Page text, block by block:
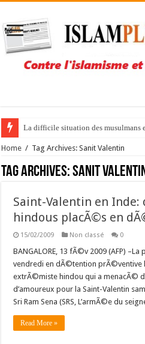
La difficile situation des musulmans
Home / Tag Archives: Sanit Valentin
Tag Archives:Sanit
Saint-Valentin en
hindous placÃ©s en
15/02/2009 Non classé 0
BANGALORE, 13 fÃ©v 2009 (AFP)
vendredi en dÃ©tention prÃ©ventive
extrÃ©miste hindou qui a menacÃ©
d’amoureux pour la Saint-Valentin
Sri Ram Sena (SRS, L’armÃ©e du
Read More »